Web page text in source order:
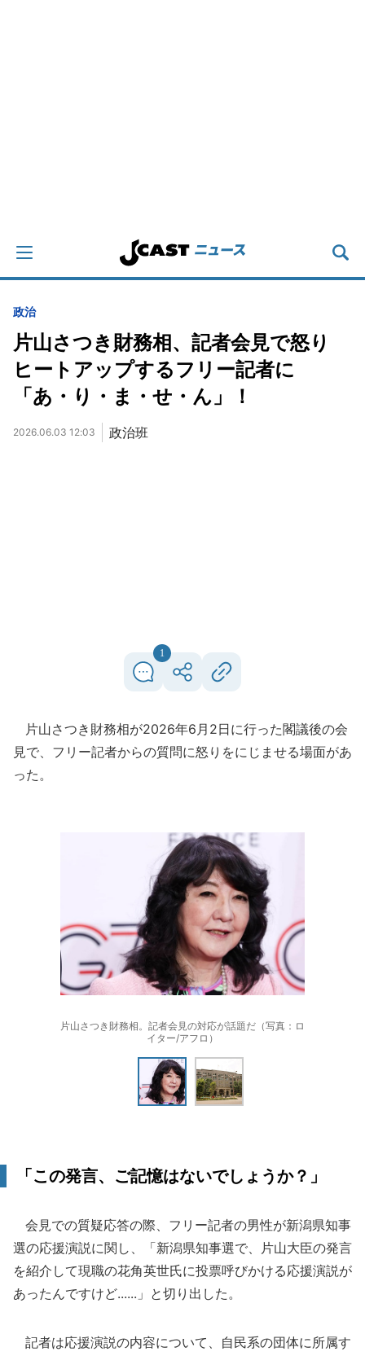
政治
片山さつき財務相、記者会見で怒り
ヒートアップするフリー記者に
「あ・り・ま・せ・ん」！
2026.06.03 12:03 政治班
1
片山さつき財務相が2026年6月2日に行った閣議後の会
見で、フリー記者からの質問に怒りをにじませる場面があ
った。
片山さつき財務相。記者会見の対応が話題だ（写真：ロ
イター/アフロ）
「この発言、ご記憶はないでしょうか？」
会見での質疑応答の際、フリー記者の男性が新潟県知事
選の応援演説に関し、「新潟県知事選で、片山大臣の発言
を紹介して現職の花角英世氏に投票呼びかける応援演説が
あったんですけど......」と切り出した。
記者は応援演説の内容について、自民系の団体に所属す